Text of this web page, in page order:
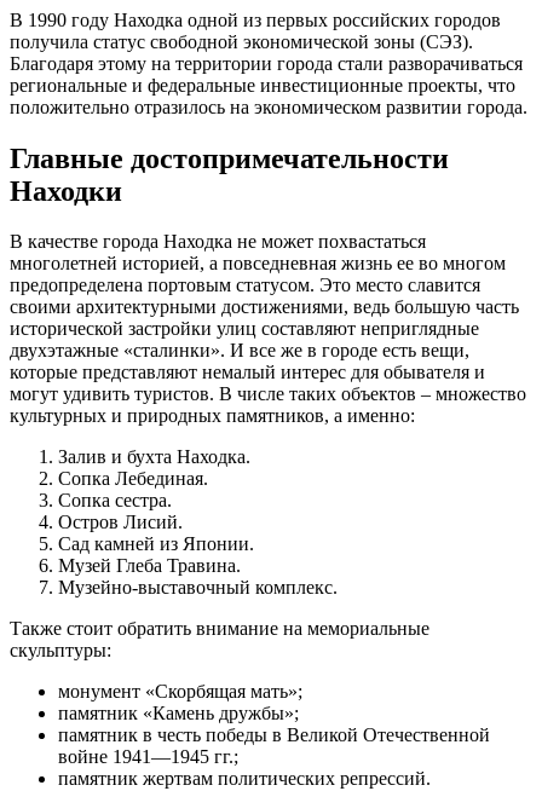
В 1990 году Находка одной из первых российских городов
получила статус свободной экономической зоны (СЭЗ).
Благодаря этому на территории города стали разворачиваться
региональные и федеральные инвестиционные проекты, что
положительно отразилось на экономическом развитии города.
Главные достопримечательности
Находки
В качестве города Находка не может похвастаться
многолетней историей, а повседневная жизнь ее во многом
предопределена портовым статусом. Это место славится
своими архитектурными достижениями, ведь большую часть
исторической застройки улиц составляют неприглядные
двухэтажные «сталинки». И все же в городе есть вещи,
которые представляют немалый интерес для обывателя и
могут удивить туристов. В числе таких объектов – множество
культурных и природных памятников, а именно:
Залив и бухта Находка.
Сопка Лебединая.
Сопка сестра.
Остров Лисий.
Сад камней из Японии.
Музей Глеба Травина.
Музейно-выставочный комплекс.
Также стоит обратить внимание на мемориальные
скульптуры:
монумент «Скорбящая мать»;
памятник «Камень дружбы»;
памятник в честь победы в Великой Отечественной
войне 1941—1945 гг.;
памятник жертвам политических репрессий.